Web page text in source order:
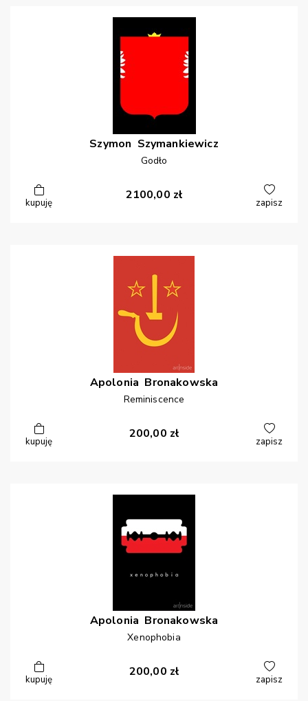
Szymon Szymankiewicz
Godło
kupuję
2100,00 zł
zapisz
Apolonia Bronakowska
Reminiscence
kupuję
200,00 zł
zapisz
Apolonia Bronakowska
Xenophobia
kupuję
200,00 zł
zapisz